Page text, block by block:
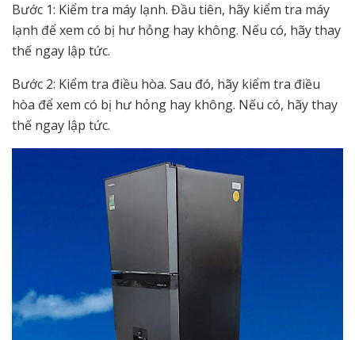
Bước 1: Kiểm tra máy lạnh. Đầu tiên, hãy kiểm tra máy
lạnh để xem có bị hư hỏng hay không. Nếu có, hãy thay
thế ngay lập tức.
Bước 2: Kiểm tra điều hòa. Sau đó, hãy kiểm tra điều
hòa để xem có bị hư hỏng hay không. Nếu có, hãy thay
thế ngay lập tức.